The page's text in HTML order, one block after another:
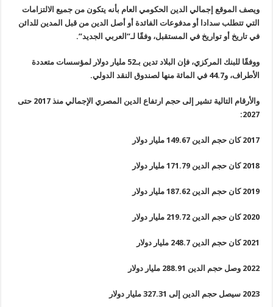
ويصف الموقع إجمالي الدين الحكومي العام بأنه يتكون من جميع الالتزامات
التي تتطلب سدادا أو مدفوعات الفائدة أو أصل الدين من قبل المدين للدائن
في تاريخ أو تواريخ في المستقبل، وفقًا لـ”العربي الجديد”.
ووفقًا للبنك المركزي، فإن البلاد تدين بـ52 مليار دولار لمؤسسات متعددة
الأطراف، و44.7 في المائة منها لصندوق النقد الدولي.
والأرقام التالية تشير إلى حجم ارتفاع الدين المصري الإجمالي منذ 2017 حتى
2027:
2017 كان حجم الدين 149.67 مليار دولار
2018 كان حجم الدين 171.79 مليار دولار
2019 كان حجم الدين 187.62 مليار دولار
2020 كان حجم الدين 219.72 مليار دولار
2021 كان حجم الدين 248.7 مليار دولار
2022 وصل حجم الدين 288.91 مليار دولار
2023 سيصل حجم الدين إلى 327.31 مليار دولار